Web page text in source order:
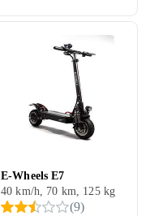
E-Wheels E7
40 km/h, 70 km, 125 kg
(9)